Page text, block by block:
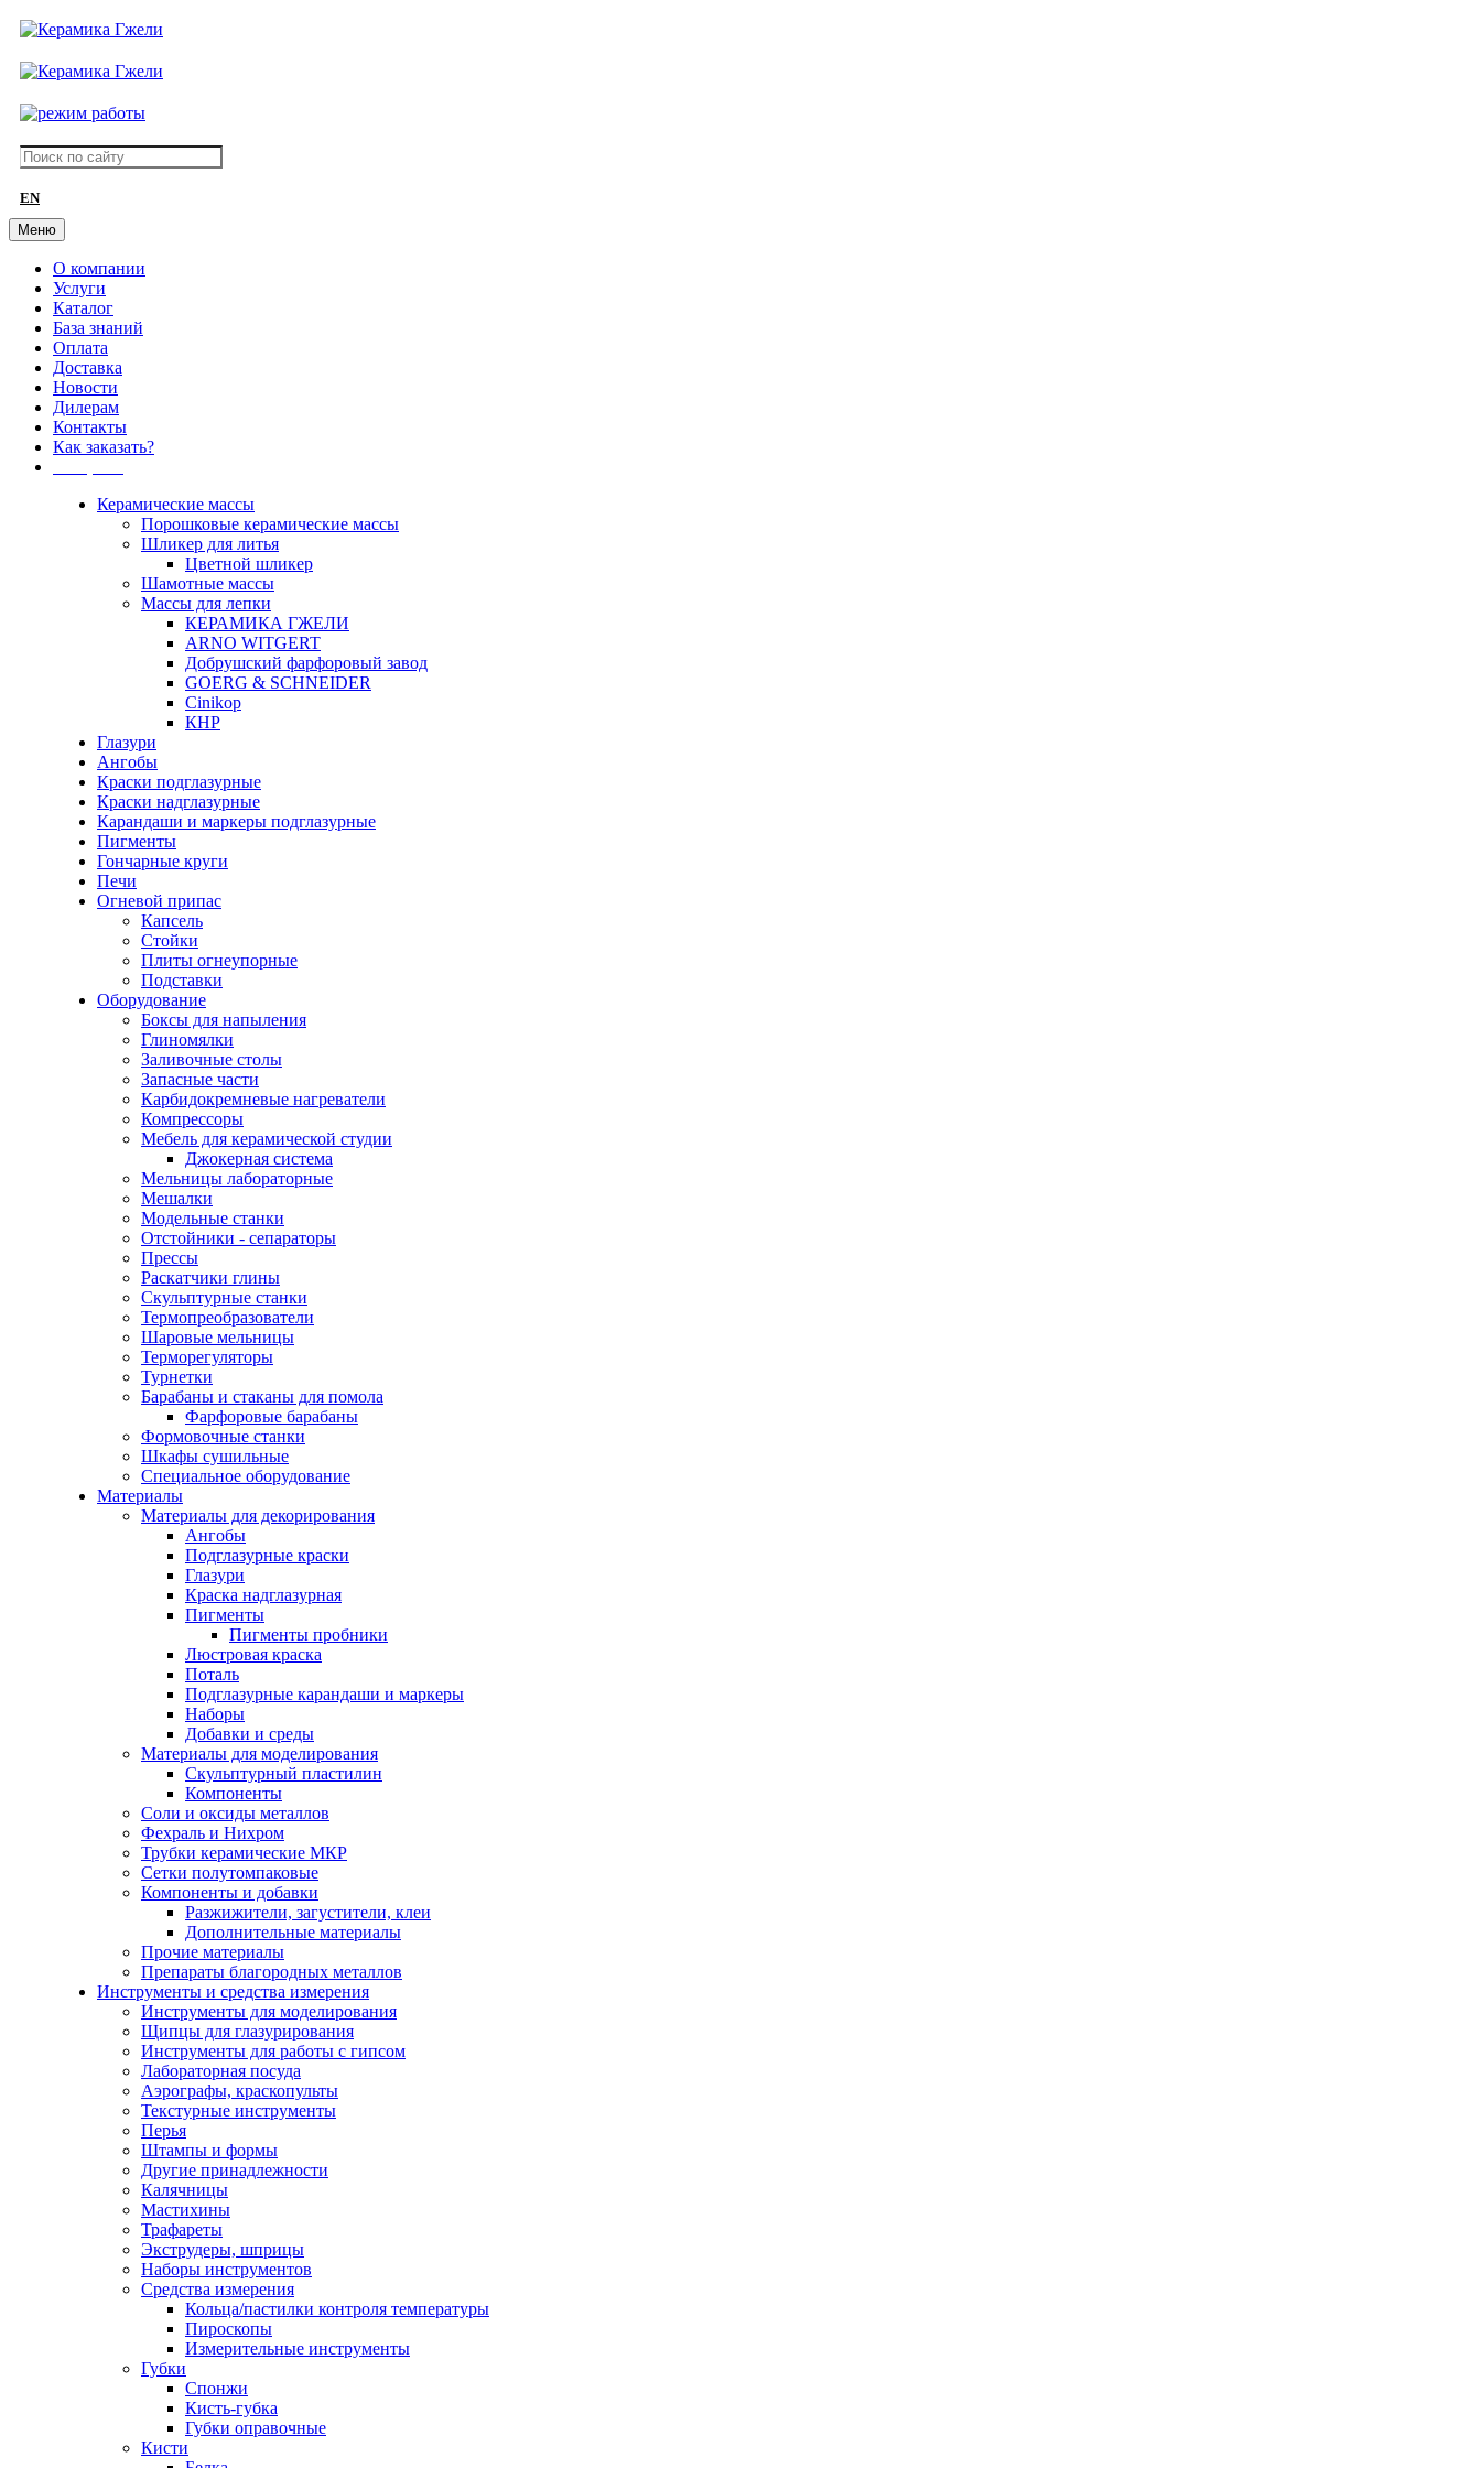
EN
Меню
О компании
Услуги
Каталог
База знаний
Оплата
Доставка
Новости
Дилерам
Контакты
Как заказать?
Керамические массы
Порошковые керамические массы
Шликер для литья
Цветной шликер
Шамотные массы
Массы для лепки
КЕРАМИКА ГЖЕЛИ
ARNO WITGERT
Добрушский фарфоровый завод
GOERG & SCHNEIDER
Cinikop
КНР
Глазури
Ангобы
Краски подглазурные
Краски надглазурные
Карандаши и маркеры подглазурные
Пигменты
Гончарные круги
Печи
Огневой припас
Капсель
Стойки
Плиты огнеупорные
Подставки
Оборудование
Боксы для напыления
Глиномялки
Заливочные столы
Запасные части
Карбидокремневые нагреватели
Компрессоры
Мебель для керамической студии
Джокерная система
Мельницы лабораторные
Мешалки
Модельные станки
Отстойники - сепараторы
Прессы
Раскатчики глины
Скульптурные станки
Термопреобразователи
Шаровые мельницы
Терморегуляторы
Турнетки
Барабаны и стаканы для помола
Фарфоровые барабаны
Формовочные станки
Шкафы сушильные
Специальное оборудование
Материалы
Материалы для декорирования
Ангобы
Подглазурные краски
Глазури
Краска надглазурная
Пигменты
Пигменты пробники
Люстровая краска
Поталь
Подглазурные карандаши и маркеры
Наборы
Добавки и среды
Материалы для моделирования
Скульптурный пластилин
Компоненты
Соли и оксиды металлов
Фехраль и Нихром
Трубки керамические МКР
Сетки полутомпаковые
Компоненты и добавки
Разжижители, загустители, клеи
Дополнительные материалы
Прочие материалы
Препараты благородных металлов
Инструменты и средства измерения
Инструменты для моделирования
Щипцы для глазурирования
Инструменты для работы с гипсом
Лабораторная посуда
Аэрографы, краскопульты
Текстурные инструменты
Перья
Штампы и формы
Другие принадлежности
Калячницы
Мастихины
Трафареты
Экструдеры, шприцы
Наборы инструментов
Средства измерения
Кольца/пастилки контроля температуры
Пироскопы
Измерительные инструменты
Губки
Спонжи
Кисть-губка
Губки оправочные
Кисти